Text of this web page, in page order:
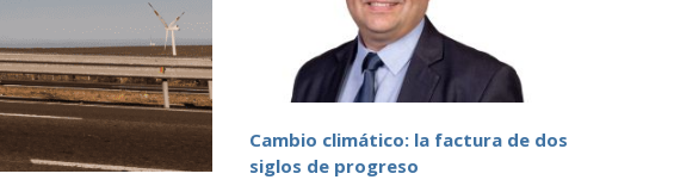
Cambio climático: la factura de dos
siglos de progreso